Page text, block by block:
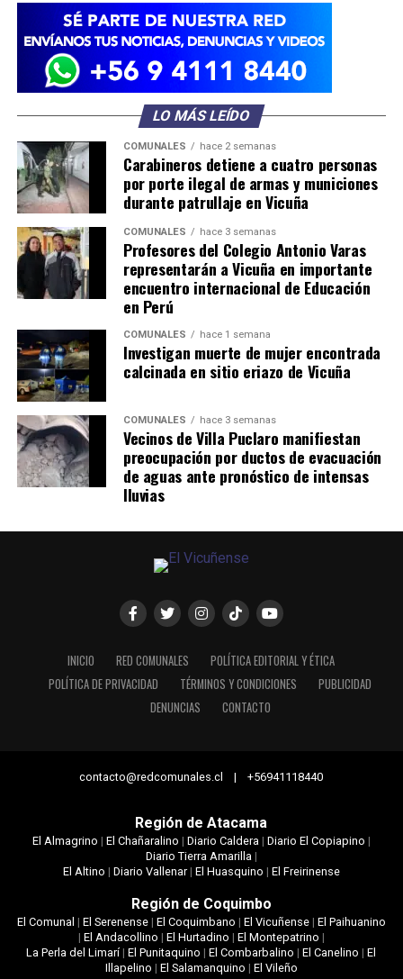
LO MÁS LEÍDO
COMUNALES hace 2 semanas
Carabineros detiene a cuatro personas
por porte ilegal de armas y municiones
durante patrullaje en Vicuña
COMUNALES hace 3 semanas
Profesores del Colegio Antonio Varas
representarán a Vicuña en importante
encuentro internacional de Educación
en Perú
COMUNALES hace 1 semana
Investigan muerte de mujer encontrada
calcinada en sitio eriazo de Vicuña
COMUNALES hace 3 semanas
Vecinos de Villa Puclaro manifiestan
preocupación por ductos de evacuación
de aguas ante pronóstico de intensas
lluvias
INICIO RED COMUNALES
POLÍTICA EDITORIAL Y ÉTICA
POLÍTICA DE PRIVACIDAD
TÉRMINOS Y CONDICIONES
PUBLICIDAD
DENUNCIAS
CONTACTO
contacto@redcomunales.cl | +56941118440
Región de Atacama
El Almagrino | El Chañaralino | Diario Caldera | Diario El Copiapino |
Diario Tierra Amarilla |
El Altino | Diario Vallenar| El Huasquino | El Freirinense
Región de Coquimbo
El Comunal | El Serenense| El Coquimbano | El Vicuñense| El Paihuanino
| El Andacollino | El Hurtadino | El Montepatrino |
La Perla del Limarí|El Punitaquino |El Combarbalino |El Canelino |El
Illapelino | El Salamanquino | El Vileño